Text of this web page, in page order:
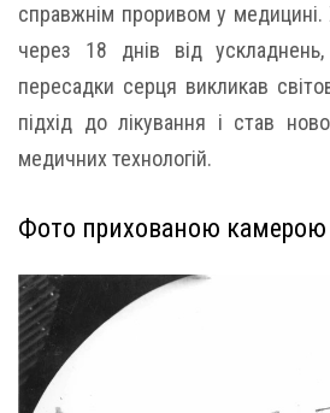
справжнім проривом у медицині.
через 18 днів від
пересадки серця викликав
підхід до лікування і став
медичних технологій.
Фото прихованою камерою